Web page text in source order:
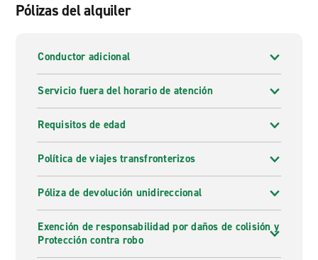
Pólizas del alquiler
Conductor adicional
Servicio fuera del horario de atención
Requisitos de edad
Política de viajes transfronterizos
Póliza de devolución unidireccional
Exención de responsabilidad por daños de colisión y
Protección contra robo